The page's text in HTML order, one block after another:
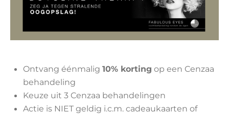
Ontvang éénmalig 10% korting op een Cenzaa
behandeling
Keuze uit 3 Cenzaa behandelingen
Actie is NIET geldig i.c.m. cadeaukaarten of